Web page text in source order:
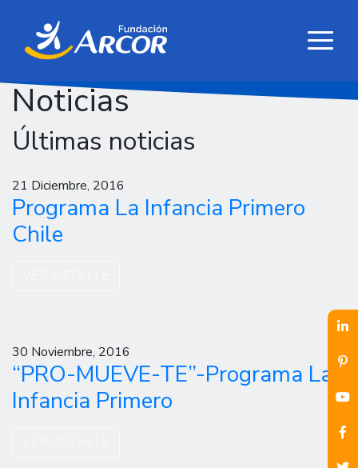
Noticias
Últimas noticias
21 Diciembre, 2016
Programa La Infancia Primero
Chile
30 Noviembre, 2016
“PRO-MUEVE-TE”-Programa La
Infancia Primero